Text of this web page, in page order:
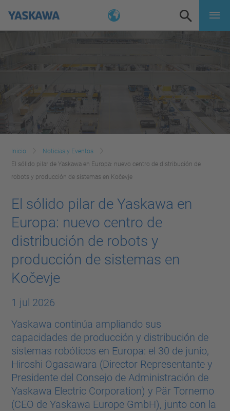
Inicio
Noticias y Eventos
El sólido pilar de Yaskawa en Europa: nuevo centro de distribución de
robots y producción de sistemas en Kočevje
El sólido pilar de Yaskawa en
Europa: nuevo centro de
distribución de robots y
producción de sistemas en
Kočevje
1 jul 2026
Yaskawa continúa ampliando sus
capacidades de producción y distribución de
sistemas robóticos en Europa: el 30 de junio,
Hiroshi Ogasawara (Director Representante y
Presidente del Consejo de Administración de
Yaskawa Electric Corporation) y Pär Tornemo
(CEO de Yaskawa Europe GmbH), junto con la